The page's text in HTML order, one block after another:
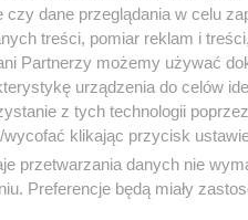
dane przeglądania w celu
treści, pomiar reklam i
Partnerzy możemy używać
urządzenia do celów
z tych technologii
klikając przycisk
przetwarzania danych nie
Preferencje będą miały